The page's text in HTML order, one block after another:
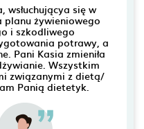
wsłuchującya się w
żywieniowego
i szkodliwego
potrawy, a
Pani Kasia zmieniła
Wszystkim
związanymi z dietą/
Panią dietetyk.